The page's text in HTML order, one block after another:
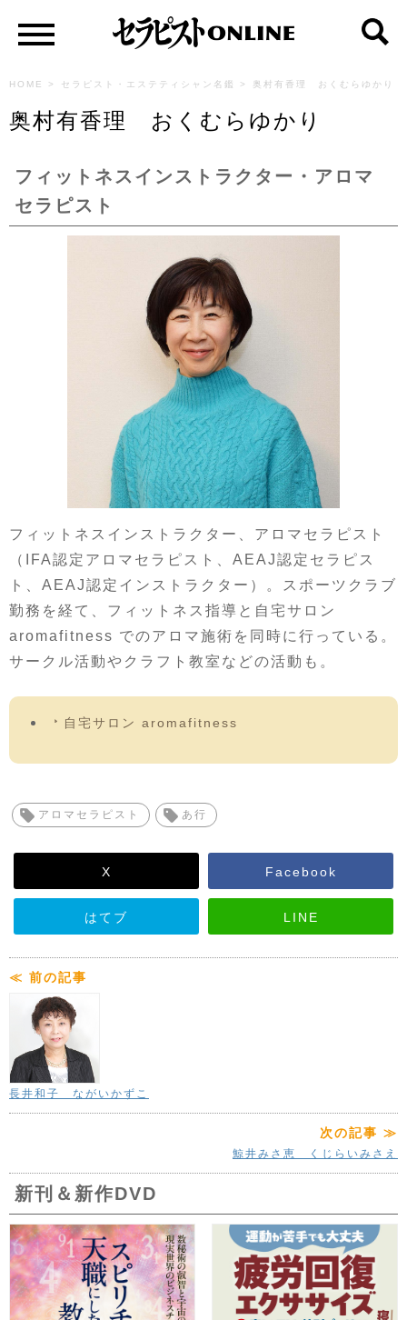
HOME > セラピスト・エステティシャン名鑑 > 奥村有香理 おくむらゆかり
奥村有香理 おくむらゆかり
フィットネスインストラクター・アロマ
セラピスト
フィットネスインストラクター、アロマセラピスト
（IFA認定アロマセラピスト、AEAJ認定セラピス
ト、AEAJ認定インストラクター）。スポーツクラブ
勤務を経て、フィットネス指導と自宅サロン
aromafitness でのアロマ施術を同時に行っている。
サークル活動やクラフト教室などの活動も。
自宅サロン aromafitness
アロマセラピスト あ行
X Facebook
はてブ LINE
≪ 前の記事
長井和子 ながいかずこ
次の記事 ≫
鯨井みさ恵 くじらいみさえ
新刊＆新作DVD